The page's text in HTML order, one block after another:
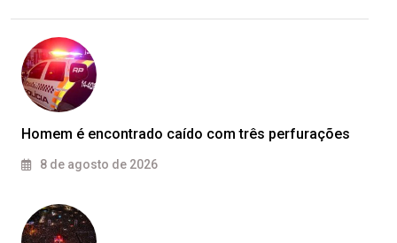
Homem é encontrado caído com três perfurações
8 de agosto de 2026